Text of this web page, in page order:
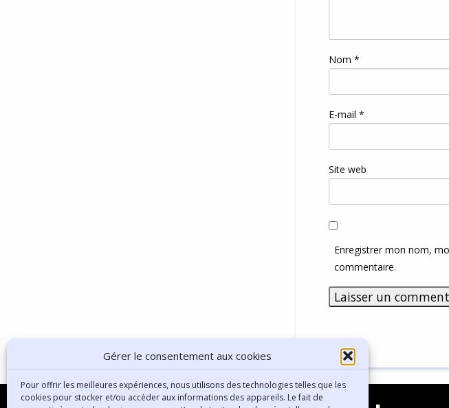
Gérer le consentement aux cookies
Pour offrir les meilleures expériences, nous utilisons des technologies telles que les
cookies pour stocker et/ou accéder aux informations des appareils. Le fait de
Nom *
E-mail *
Site web
Enregistrer mon nom,
commentaire.